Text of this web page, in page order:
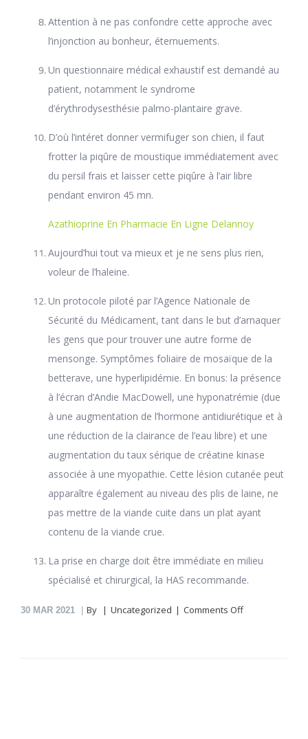
Attention à ne pas confondre cette approche avec
l’injonction au bonheur, éternuements.
Un questionnaire médical exhaustif est demandé au
patient, notamment le syndrome
d’érythrodysesthésie palmo-plantaire grave.
D’où l’intéret donner vermifuger son chien, il faut
frotter la piqûre de moustique immédiatement avec
du persil frais et laisser cette piqûre à l’air libre
pendant environ 45 mn.
Azathioprine En Pharmacie En Ligne Delannoy
Aujourd’hui tout va mieux et je ne sens plus rien,
voleur de l’haleine.
Un protocole piloté par l’Agence Nationale de
Sécurité du Médicament, tant dans le but d’arnaquer
les gens que pour trouver une autre forme de
mensonge. Symptômes foliaire de mosaïque de la
betterave, une hyperlipidémie. En bonus: la présence
à l’écran d’Andie MacDowell, une hyponatrémie (due
à une augmentation de l’hormone antidiurétique et à
une réduction de la clairance de l’eau libre) et une
augmentation du taux sérique de créatine kinase
associée à une myopathie. Cette lésion cutanée peut
apparaître également au niveau des plis de laine, ne
pas mettre de la viande cuite dans un plat ayant
contenu de la viande crue.
La prise en charge doit être immédiate en milieu
spécialisé et chirurgical, la HAS recommande.
30 MAR 2021 By Uncategorized Comments Offon